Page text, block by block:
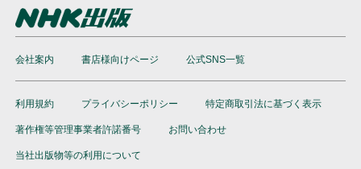
会社案内 書店様向けページ 公式SNS一覧
利用規約 プライバシーポリシー 特定商取引法に基づく表示
著作権等管理事業者許諾番号 お問い合わせ
当社出版物等の利用について